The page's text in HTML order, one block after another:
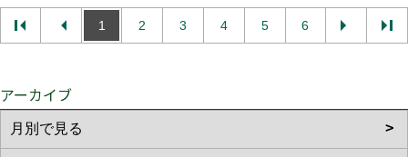
1 2 3 4 5 6
アーカイブ